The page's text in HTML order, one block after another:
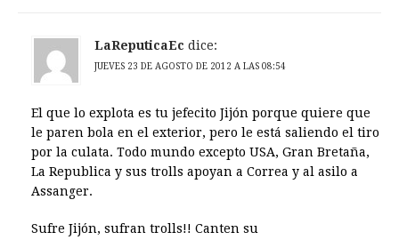
LaReputicaEc dice:
JUEVES 23 DE AGOSTO DE 2012 A LAS 08:54
El que lo explota es tu jefecito Jijón porque quiere que
le paren bola en el exterior, pero le está saliendo el tiro
por la culata. Todo mundo excepto USA, Gran Bretaña,
La Republica y sus trolls apoyan a Correa y al asilo a
Assanger.
Sufre Jijón, sufran trolls!! Canten su